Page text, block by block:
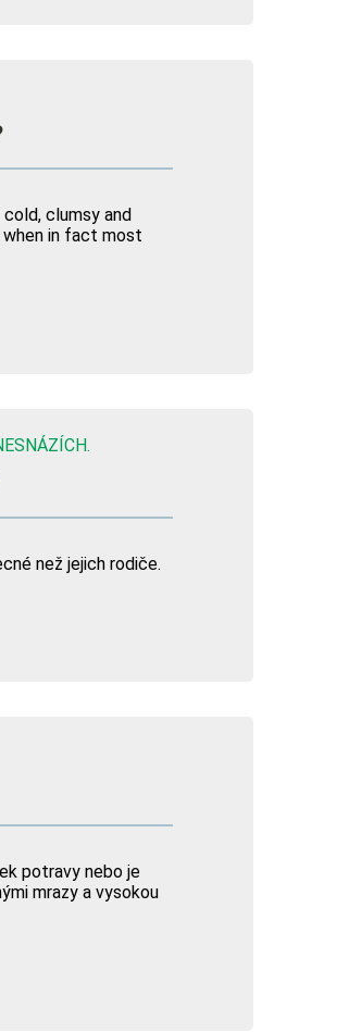
clumsy and
in fact most
než jejich rodiče.
potravy nebo je
mrazy a vysokou